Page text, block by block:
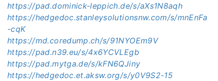
https://pad.dominick-leppich.de/s/aXs1N8aqh
https://hedgedoc.stanleysolutionsnw.com/s/mnEnFa
-cqK
https://md.coredump.ch/s/91NYOEm9V
https://pad.n39.eu/s/4x6YCVLEgb
https://pad.mytga.de/s/kFN6QJiny
https://hedgedoc.et.aksw.org/s/y0V9S2-15